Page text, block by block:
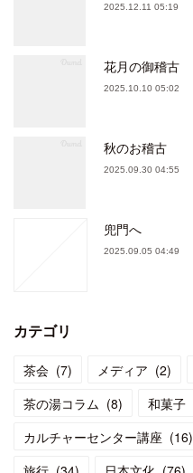
2025.12.11 05:19
花月の御稽古
2025.10.10 05:02
秋のお稽古
2025.09.30 04:55
兜門へ
2025.09.05 04:49
カテゴリ
茶会 (7) メディア (2)
茶の湯コラム (8) 和菓子
カルチャーセンター講座 (16)